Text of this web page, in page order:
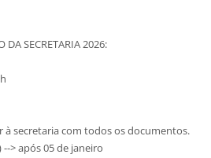
DA SECRETARIA 2026:
à secretaria com todos os documentos.
--> após 05 de janeiro